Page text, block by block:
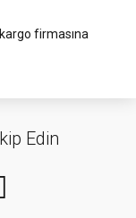
firmasına
Edin